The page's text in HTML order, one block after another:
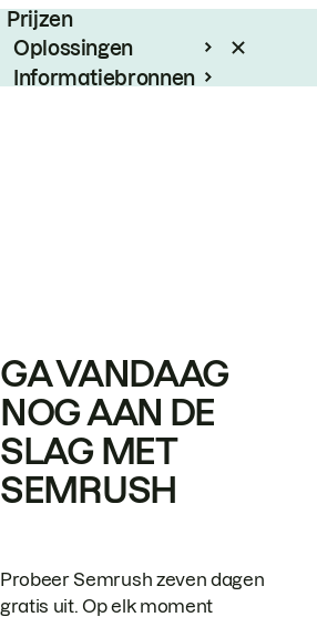
Prijzen
Oplossingen
Informatiebronnen
GA VANDAAG
NOG AAN DE
SLAG MET
SEMRUSH
Probeer Semrush zeven dagen
gratis uit. Op elk moment